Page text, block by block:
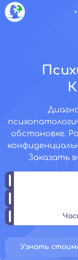
обстановке.
Заказать
Узнать